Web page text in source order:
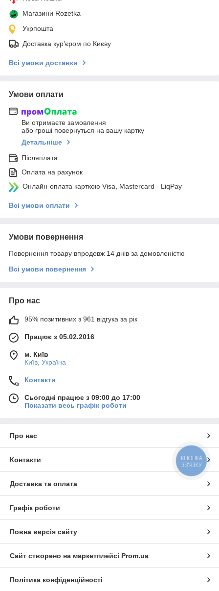
Магазини Rozetka
Укрпошта
Доставка кур'єром по Києву
Всі умови доставки
Умови оплати
Ви отримаєте замовлення
або гроші повернуться на вашу картку
Детальніше
Післяплата
Оплата на рахунок
Онлайн-оплата карткою Visa, Mastercard - LiqPay
Всі умови оплати
Умови повернення
Повернення товару впродовж 14 днів за домовленістю
Всі умови повернення
Про нас
95% позитивних з 961 відгука за рік
Працює з 05.02.2016
м. Київ
Київ, Україна
Контакти
Сьогодні працює з 09:00 до 17:00
Показати весь графік роботи
Про нас
Контакти
Доставка та оплата
Графік роботи
Повна версія сайту
Сайт створено на маркетплейсі Prom.ua
Політика конфіденційності
КНОПКА
ЗВ'ЯЗКУ